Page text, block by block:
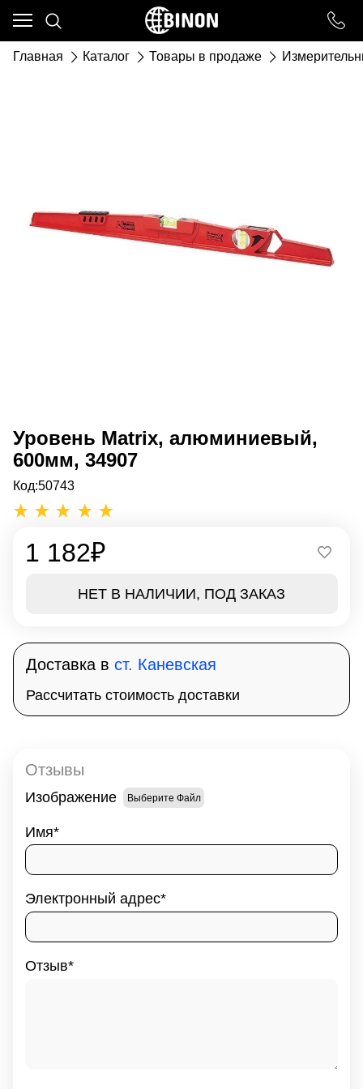
Главная Каталог Товары в продаже
Уровень Matrix, алюминиевый,
600мм, 34907
Код:50743
1 182₽
НЕТ В НАЛИЧИИ, ПОД ЗАКАЗ
Доставка в ст. Каневская
Рассчитать стоимость доставки
Отзывы
Изображение Выберите Файл
Имя
Электронный адрес
Отзыв
Ваш город - ст. Каневская,
угадали?
ДА НЕТ